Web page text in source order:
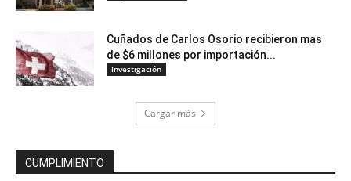
Cuñados de Carlos Osorio recibieron mas
de $6 millones por importación...
Investigación
Cargar más
CUMPLIMIENTO